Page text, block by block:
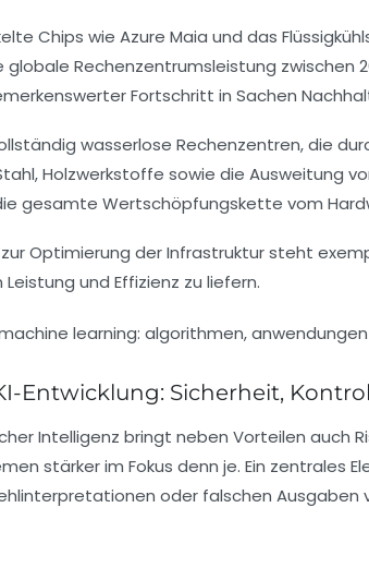
Chips wie Azure Maia und das
Rechenzentrumsleistung zwischen
Fortschritt in Sachen
wasserlose Rechenzentren, die
Holzwerkstoffe sowie die Ausweitung
gesamte Wertschöpfungskette vom
Optimierung der Infrastruktur steht
und Effizienz zu liefern.
Entwicklung: Sicherheit,
Intelligenz bringt neben Vorteilen auch
stärker im Fokus denn je. Ein zentrales
oder falschen